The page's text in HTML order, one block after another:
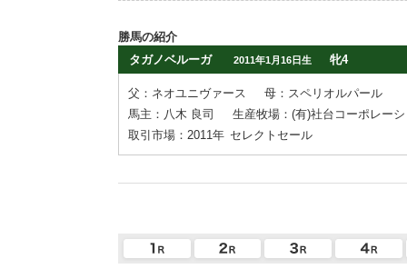
勝馬の紹介
タガノベルーガ
2011年1月16日生 牝4
父：ネオユニヴァース
母：スペリオルパール
馬主：八木 良司
生産牧場：(有)社台コーポレー
取引市場：2011年 セレクトセール